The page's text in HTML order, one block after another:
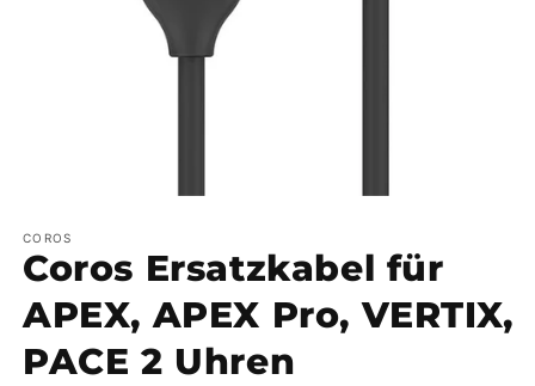
in
Modal
öffnen
COROS
Coros Ersatzkabel für
APEX, APEX Pro, VERTIX,
PACE 2 Uhren